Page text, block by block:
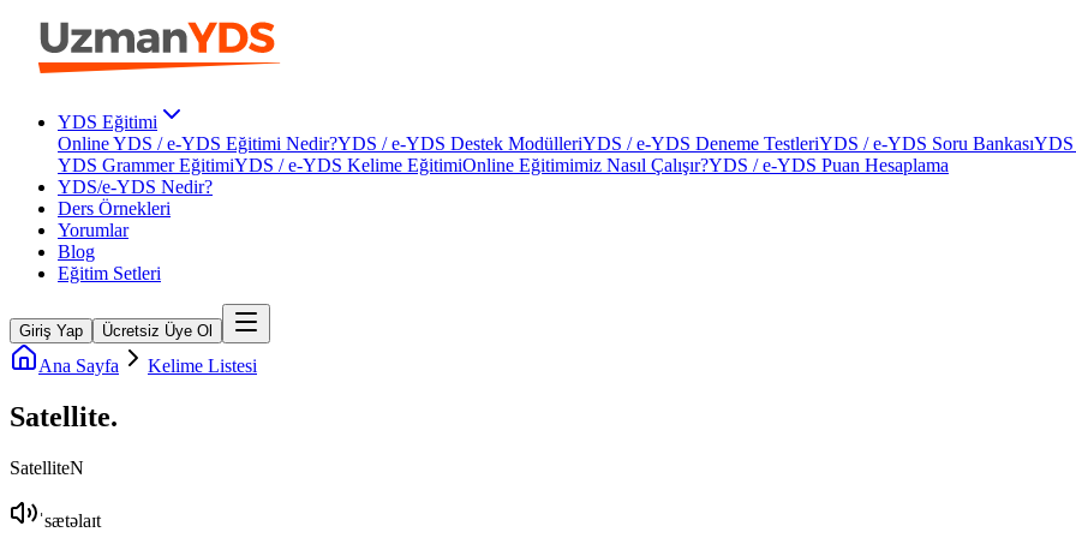
YDS Eğitimi
Online YDS / e-YDS Eğitimi Nedir?YDS / e-YDS Destek ModülleriYDS / e-YDS Deneme TestleriYDS / e-YDS Soru BankasıYDS
YDS Grammer EğitimiYDS / e-YDS Kelime EğitimiOnline Eğitimimiz Nasıl Çalışır?YDS / e-YDS Puan Hesaplama
YDS/e-YDS Nedir?
Ders Örnekleri
Yorumlar
Blog
Eğitim Setleri
Giriş Yap Ücretsiz Üye Ol
Ana Sayfa Kelime Listesi
Satellite.
SatelliteN
ˈsætəlaɪt